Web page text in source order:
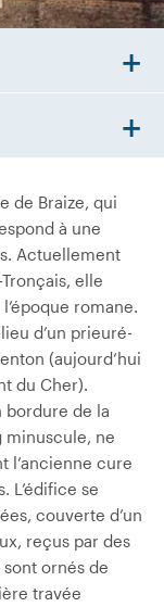
de Braize, qui
à une
Actuellement
elle
romane.
d’un prieuré-
(aujourd’hui
du Cher).
bordure de la
minuscule, ne
l’ancienne cure
L’édifice se
couverte d’un
reçus par des
ornés de
travée